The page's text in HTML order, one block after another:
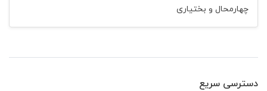
چهارمحال و بختیاری
دسترسی سریع